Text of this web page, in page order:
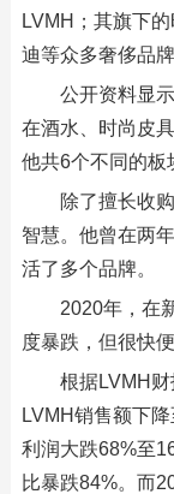
LVMH；其旗下
迪等众多奢侈品牌
公开资料显
在酒水、时尚皮
他共6个不同的板
除了擅长收
智慧。他曾在两
活了多个品牌。
2020年，在
度暴跌，但很快
根据LVMH
LVMH销售额下
利润大跌68%至
比暴跌84%。而